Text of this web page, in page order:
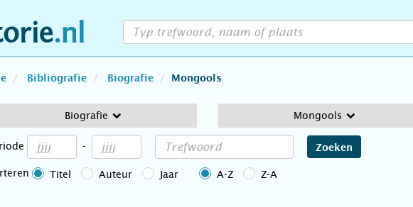
Bibliografie Biografie Mongools
Biografie Mongools
- Zoeken
Titel Auteur Jaar A-Z Z-A